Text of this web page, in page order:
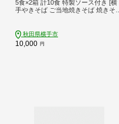
5食×2箱 計10食 特製ソース付き [横
手やきそば ご当地焼きそば 焼きそば
秋田県横手市
10,000 円